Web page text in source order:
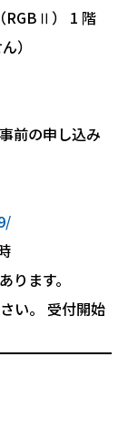
RGBⅡ） 1 階
）
前の申し込み
ます。
い。 受付開始